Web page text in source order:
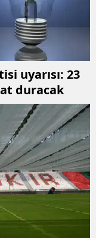
uyarısı: 23
duracak